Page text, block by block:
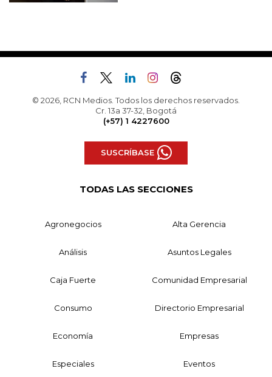
© 2026, RCN Medios. Todos los derechos reservados.
Cr. 13a 37-32, Bogotá
(+57) 1 4227600
SUSCRÍBASE
TODAS LAS SECCIONES
Agronegocios Alta Gerencia
Análisis Asuntos Legales
Caja Fuerte Comunidad Empresarial
Consumo Directorio Empresarial
Economía Empresas
Especiales Eventos